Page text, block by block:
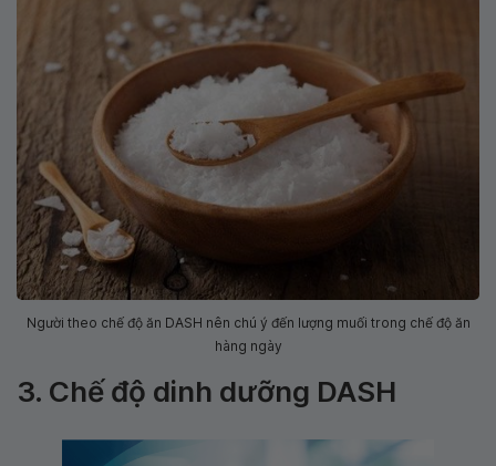
Người theo chế độ ăn DASH nên chú ý đến lượng muối trong chế độ ăn
hàng ngày
3. Chế độ dinh dưỡng DASH